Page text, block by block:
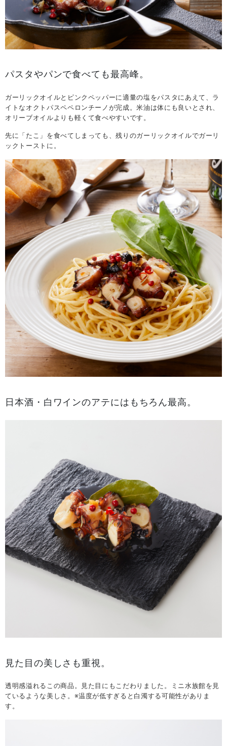
パスタやパンで食べても最高峰。
ガーリックオイルとピンクペッパーに適量の塩をパスタにあえて、ラ
イトなオクトパスペペロンチーノが完成。米油は体にも良いとされ、
オリーブオイルよりも軽くて食べやすいです。
先に「たこ」を食べてしまっても、残りのガーリックオイルでガーリ
ックトーストに。
日本酒・白ワインのアテにはもちろん最高。
見た目の美しさも重視。
透明感溢れるこの商品。見た目にもこだわりました。ミニ水族館を見
ているような美しさ。※温度が低すぎると白濁する可能性がありま
す。